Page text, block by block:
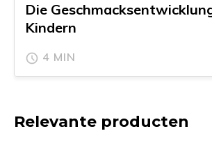
Die
Kindern
4 MIN
Relevante producten